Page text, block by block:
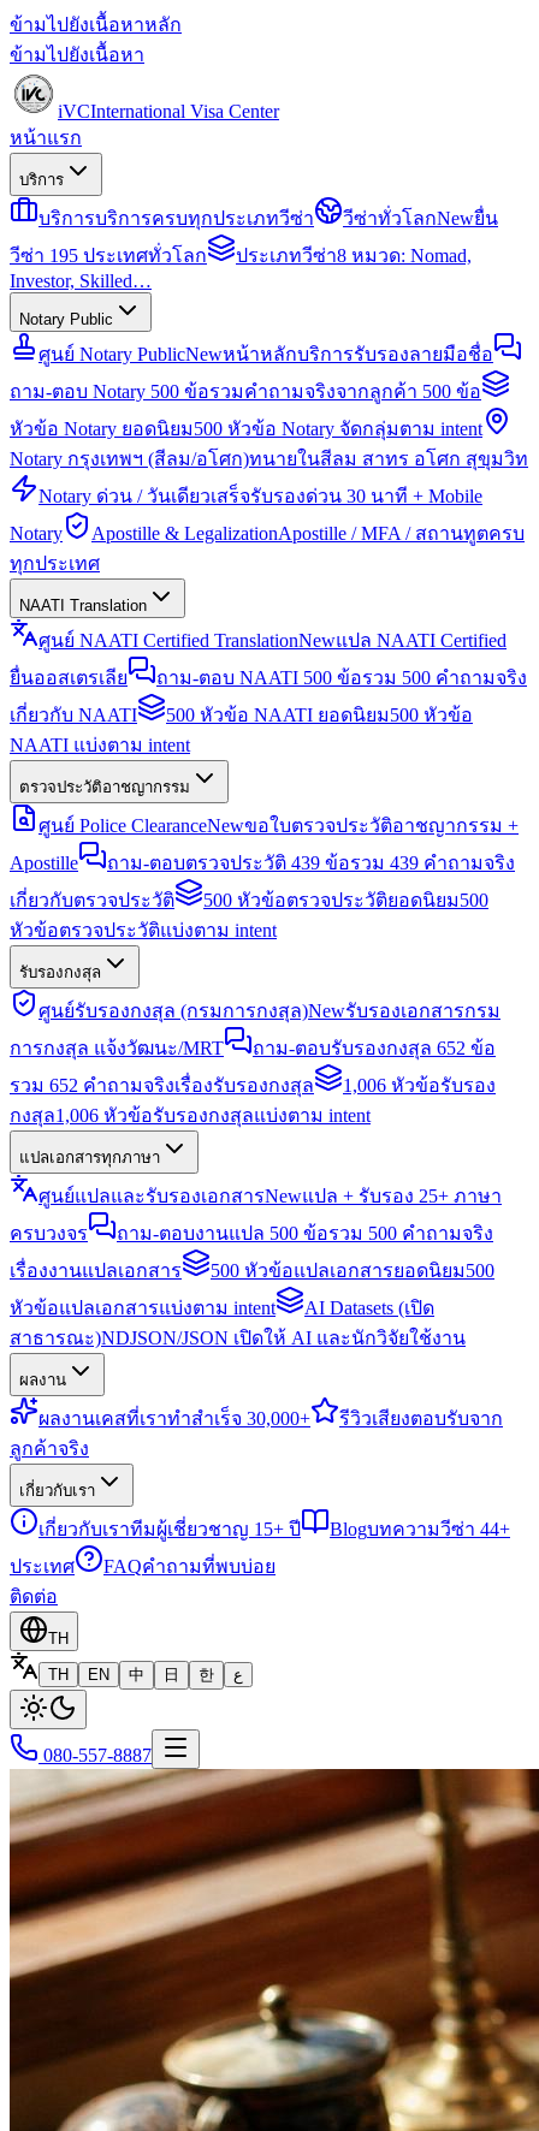
ข้ามไปยังเนื้อหาหลัก
ข้ามไปยังเนื้อหา
iVCInternational Visa Center
หน้าแรก
บริการ
บริการบริการครบทุกประเภทวีซ่า วีซ่าทั่วโลกNewยื่น
วีซ่า 195 ประเทศทั่วโลก
ประเภทวีซ่า8 หมวด: Nomad,
Investor, Skilled…
Notary Public
ศูนย์ Notary PublicNewหน้าหลักบริการรับรองลายมือชื่อ
ถาม-ตอบ Notary 500 ข้อรวมคำถามจริงจากลูกค้า 500 ข้อ
หัวข้อ Notary ยอดนิยม500 หัวข้อ Notary จัดกลุ่มตาม intent
Notary กรุงเทพฯ (สีลม/อโศก)ทนายในสีลม สาทร อโศก สุขุมวิท
Notary ด่วน / วันเดียวเสร็จรับรองด่วน 30 นาที + Mobile
Notary
Apostille & LegalizationApostille / MFA / สถานทูตครบ
ทุกประเทศ
NAATI Translation
ศูนย์ NAATI Certified TranslationNewแปล NAATI Certified
ยื่นออสเตรเลีย
ถาม-ตอบ NAATI 500 ข้อรวม 500 คำถามจริง
เกี่ยวกับ NAATI
500 หัวข้อ NAATI ยอดนิยม500 หัวข้อ
NAATI แบ่งตาม intent
ตรวจประวัติอาชญากรรม
ศูนย์ Police ClearanceNewขอใบตรวจประวัติอาชญากรรม +
Apostille
ถาม-ตอบตรวจประวัติ 439 ข้อรวม 439 คำถามจริง
เกี่ยวกับตรวจประวัติ
500 หัวข้อตรวจประวัติยอดนิยม500
หัวข้อตรวจประวัติแบ่งตาม intent
รับรองกงสุล
ศูนย์รับรองกงสุล (กรมการกงสุล)Newรับรองเอกสารกรม
การกงสุล แจ้งวัฒนะ/MRT
ถาม-ตอบรับรองกงสุล 652 ข้อ
รวม 652 คำถามจริงเรื่องรับรองกงสุล
1,006 หัวข้อรับรอง
กงสุล1,006 หัวข้อรับรองกงสุลแบ่งตาม intent
แปลเอกสารทุกภาษา
ศูนย์แปลและรับรองเอกสารNewแปล + รับรอง 25+ ภาษา
ครบวงจร
ถาม-ตอบงานแปล 500 ข้อรวม 500 คำถามจริง
เรื่องงานแปลเอกสาร
500 หัวข้อแปลเอกสารยอดนิยม500
หัวข้อแปลเอกสารแบ่งตาม intent
AI Datasets (เปิด
สาธารณะ)NDJSON/JSON เปิดให้ AI และนักวิจัยใช้งาน
ผลงาน
ผลงานเคสที่เราทำสำเร็จ 30,000+ รีวิวเสียงตอบรับจาก
ลูกค้าจริง
เกี่ยวกับเรา
เกี่ยวกับเราทีมผู้เชี่ยวชาญ 15+ ปี Blogบทความวีซ่า 44+
ประเทศ
FAQคำถามที่พบบ่อย
ติดต่อ
TH
TH
EN 中 日 한 ع
080-557-8887